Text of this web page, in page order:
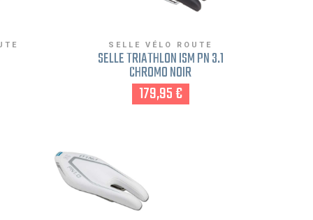
SELLE VÉLO ROUTE
SELLE TRIATHLON ISM PN 3.1
CHROMO NOIR
179,95 €